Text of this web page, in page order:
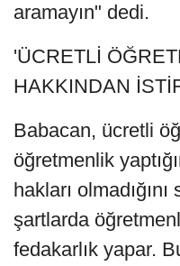
aramayın" dedi.
'ÜCRETLİ
HAKKINDAN
Babacan, ücretli
öğretmenlik
hakları
şartlarda
fedakarlık yapar.